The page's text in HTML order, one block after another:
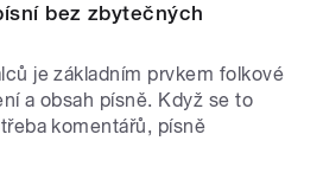
bez zbytečných
je základním prvkem folkové
a obsah písně. Když se to
komentářů, písně